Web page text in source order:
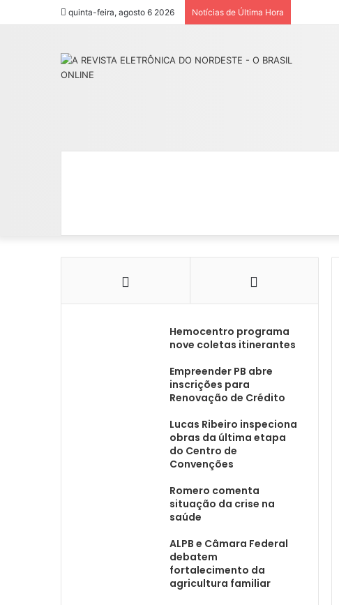
quinta-feira, agosto 6 2026 Notícias de Última Hora
Hemocentro programa
nove coletas itinerantes
Empreender PB abre
inscrições para
Renovação de Crédito
Lucas Ribeiro inspeciona
obras da última etapa
do Centro de
Convenções
Romero comenta
situação da crise na
saúde
ALPB e Câmara Federal
debatem
fortalecimento da
agricultura familiar